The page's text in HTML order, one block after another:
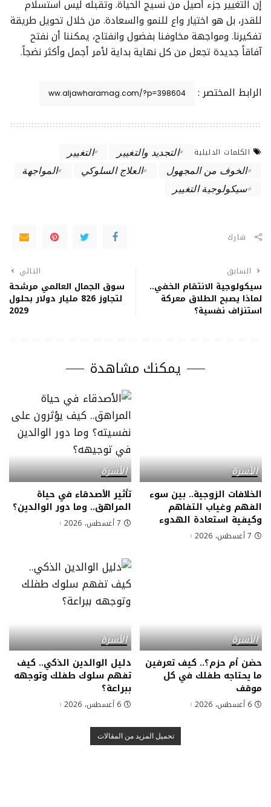
إن التغيير جزء أصيل من نسيج الحياة. وتقبله ليس استسلام
للقدر، بل هو اختيار واع للنمو والسعادة. من خلال تحويل طريقة
تفكيرنا. ومواجهة مخاوفنا بفضول وانفتاح، يمكننا أن نفتح
آفاقاً جديدة تجعل من كل نهاية بداية لأمر أجمل وأكثر نضجاً.
الرابط المختصر :
الكلمات الدليلية التجديد والتغيير
التغيير
الخوف من المجهول
العلاج السلوكي
المواجهة
سيكولوجية التغيير
شارك
السابق
سيكولوجية الانتقام الخفي..
لماذا يصبح الطلاق معركة
استنزاف نفسية؟
التالي
سوق الجمال العالمي مرشحة
لتجاوز 826 مليار دولار بحلول
2029
يمكنك مشاهدة
الأسرة
الخلافات الزوجية.. بين سوء
الفهم وغياب التفاهم
وكيفية استعادة الهدوء
7 أغسطس، 2026
الأسرة
تأثير الأصدقاء في حياة
المراهق.. وما دور الوالدين؟
7 أغسطس، 2026
الأسرة
حضن أم حزم؟.. كيف تعرفين
ما يحتاجه طفلك في كل
موقف
6 أغسطس، 2026
الأسرة
دليل الوالدين الذكي.. كيف
تفهم سلوك طفلك وتوجهه
ببراعة؟
6 أغسطس، 2026
تحميل المزيد من المقالات